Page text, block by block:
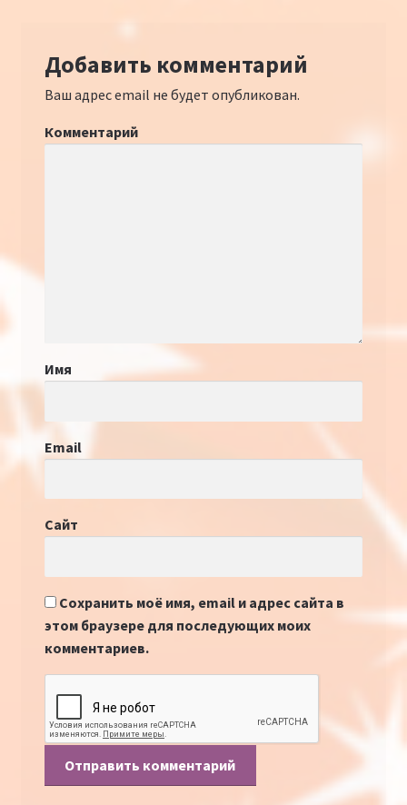
Добавить комментарий
Ваш адрес email не будет опубликован.
Комментарий
Имя
Email
Сайт
Сохранить моё имя, email и адрес сайта в
этом браузере для последующих моих
комментариев.